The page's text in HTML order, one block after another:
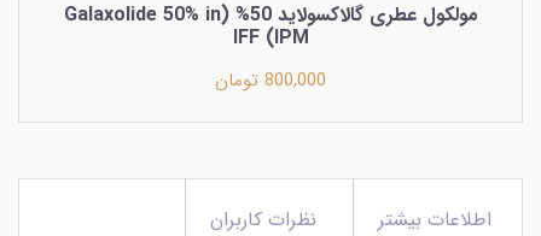
مولکول عطری گالاکسولاید 50% (Galaxolide 50% in
IPM) IFF
800,000 تومان
اطلاعات بیشتر نظرات کاربران